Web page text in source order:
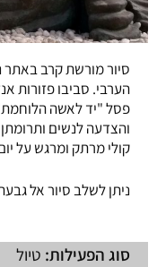
סיור מורשת קרב באתר
הערבי. סביבו פזורות
והצדעה לנשים
קולי מרתק ומרגש על
ניתן לשלב סיור אל
סוג הפעילות: טיול